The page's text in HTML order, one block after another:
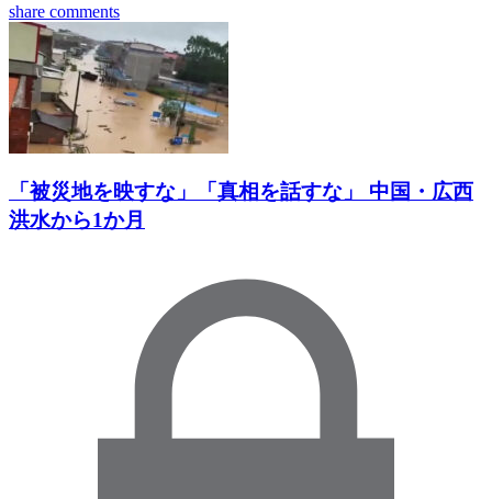
share comments
「被災地を映すな」「真相を話すな」 中国・広西
洪水から1か月